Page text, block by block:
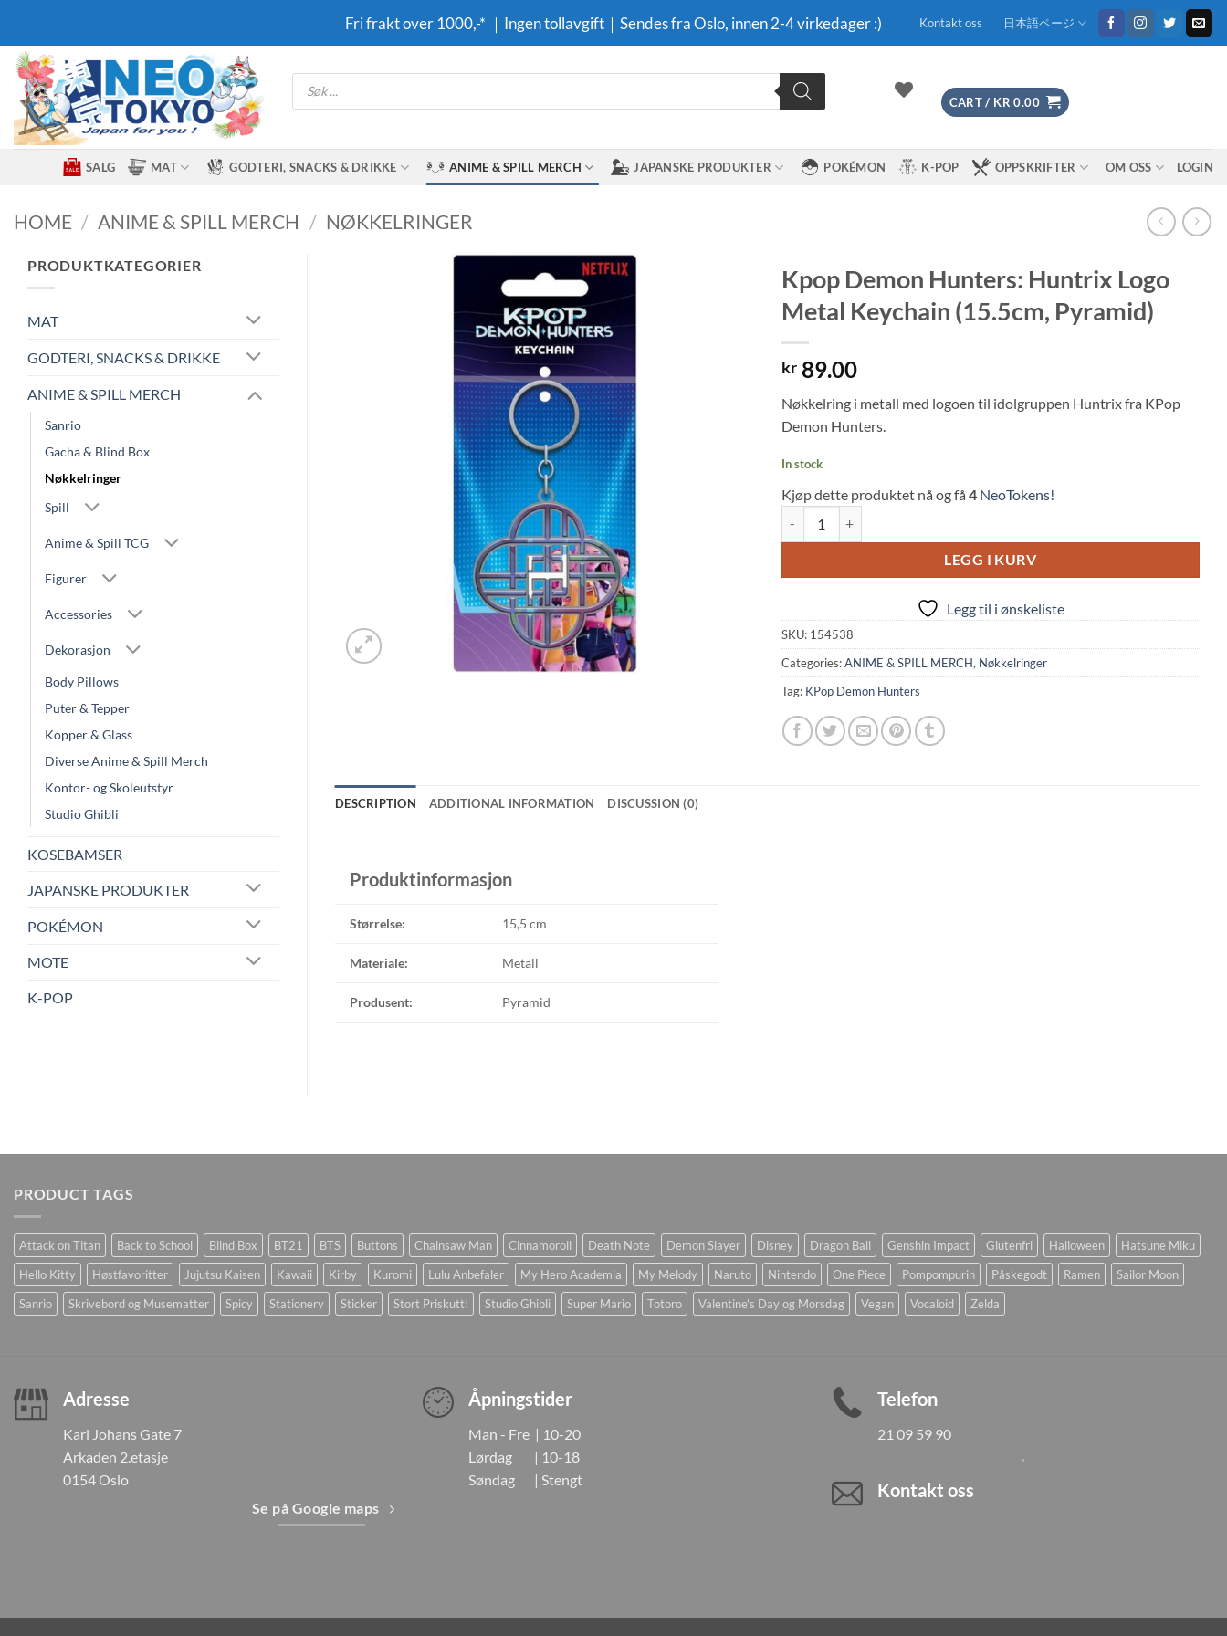
content
Fri frakt over 1000,-* ｜Ingen tollavgift｜Sendes fra Oslo, innen 2-4 virkedager :) Kontakt oss 日本語ページ
Products
search
CART / KR 0.00
SALG MAT GODTERI, SNACKS & DRIKKE ANIME & SPILL MERCH JAPANSKE PRODUKTER POKÉMON K-POP OPPSKRIFTER OM OSS LOGIN
HOME / ANIME & SPILL MERCH / NØKKELRINGER
PRODUKTKATEGORIER
MAT
GODTERI, SNACKS & DRIKKE
ANIME & SPILL MERCH
Sanrio
Gacha & Blind Box
Nøkkelringer
Spill
Anime & Spill TCG
Figurer
Accessories
Dekorasjon
Body Pillows
Puter & Tepper
Kopper & Glass
Diverse Anime & Spill Merch
Kontor- og Skoleutstyr
Studio Ghibli
KOSEBAMSER
JAPANSKE PRODUKTER
POKÉMON
MOTE
K-POP
Kpop Demon Hunters: Huntrix Logo
Metal Keychain (15.5cm, Pyramid)
kr89.00
Nøkkelring i metall med logoen til idolgruppen Huntrix fra KPop
Demon Hunters.
In stock
Kjøp dette produktet nå og få 4NeoTokens!
LEGG I KURV
Legg til i ønskeliste
SKU: 154538
Categories:ANIME & SPILL MERCH, Nøkkelringer
Tag: KPop Demon Hunters
DESCRIPTION ADDITIONAL INFORMATION DISCUSSION (0)
Produktinformasjon
Størrelse: 15,5 cm
Materiale: Metall
Produsent: Pyramid
PRODUCT TAGS
Attack on Titan Back to School Blind Box BT21 BTS Buttons Chainsaw Man Cinnamoroll Death Note Demon Slayer Disney Dragon Ball Genshin Impact Glutenfri Halloween
Hatsune Miku
Hello Kitty
Høstfavoritter Jujutsu Kaisen Kawaii Kirby Kuromi Lulu Anbefaler My Hero Academia My Melody Naruto Nintendo One Piece Pompompurin Påskegodt Ramen
Sailor Moon
Sanrio
Skrivebord og Musematter Spicy Stationery Sticker Stort Priskutt! Studio Ghibli Super Mario Totoro Valentine's Day og Morsdag Vegan Vocaloid Zelda
Adresse
Karl Johans Gate 7
Arkaden 2.etasje
0154 Oslo
Se på Google maps
Åpningstider
Man - Fre | 10-20
Lørdag | 10-18
Søndag | Stengt
Telefon
21 09 59 90
Kontakt oss